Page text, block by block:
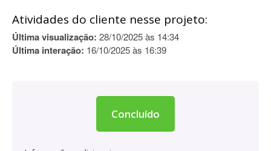
Atividades do cliente nesse projeto:
Última visualização: 28/10/2025 às 14:34
Última interação: 16/10/2025 às 16:39
Concluído